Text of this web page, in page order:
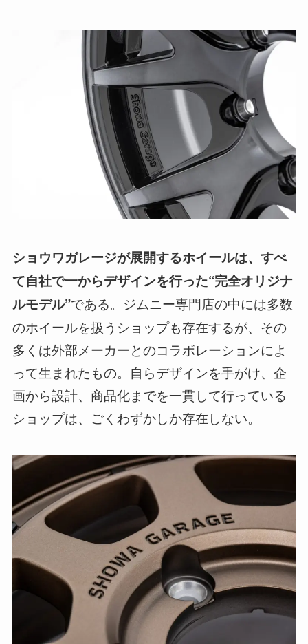
ショウワガレージが展開するホイールは、すべ
て自社で一からデザインを行った“完全オリジナ
ルモデル”である。ジムニー専門店の中には多数
のホイールを扱うショップも存在するが、その
多くは外部メーカーとのコラボレーションによ
って生まれたもの。自らデザインを手がけ、企
画から設計、商品化までを一貫して行っている
ショップは、ごくわずかしか存在しない。